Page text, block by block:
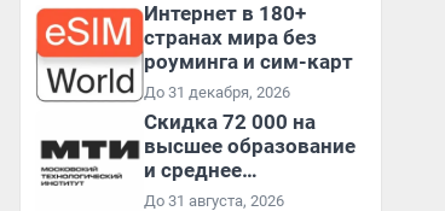
Интернет в 180+
странах мира без
роуминга и сим-карт
До 31 декабря, 2026
Скидка 72 000 на
высшее образование
и среднее
специальное
До 31 августа, 2026